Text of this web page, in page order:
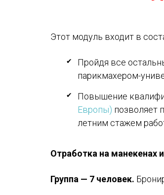
Этот модуль входит в
Пройдя все
парикмахером-
Повышение
Европы) позволяет
летним стажем
Отработка на манекенах
Группа — 7 человек.